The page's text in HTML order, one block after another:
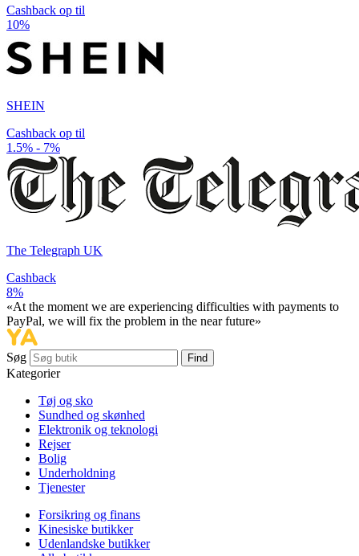
Cashback op til
10%
SHEIN
Cashback op til
1.5% - 7%
The Telegraph UK
Cashback
8%
«At the moment we are experiencing difficulties with payments to
PayPal, we will fix the problem in the near future»
Søg Find
Kategorier
Tøj og sko
Sundhed og skønhed
Elektronik og teknologi
Rejser
Bolig
Underholdning
Tjenester
Forsikring og finans
Kinesiske butikker
Udenlandske butikker